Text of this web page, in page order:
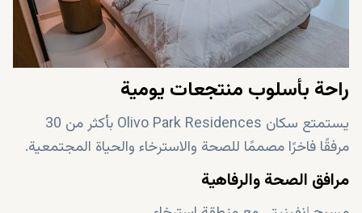
شقق جاهزة لإعادة البيع والإيجار والسكن الفوري
راحة بأسلوب منتجعات يومية
يستمتع سكان Olivo Park Residences بأكثر من 30
مرفقًا فاخرًا مصممًا للصحة والاسترخاء والحياة المجتمعية.
مرافق الصحة والرفاهية